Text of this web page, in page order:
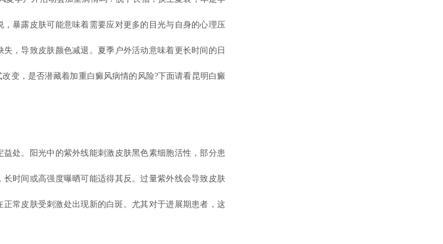
，暴露皮肤可能意味着需要应对更多的目光与自身的心理压
，导致皮肤颜色减退。夏季户外活动意味着更长时间的日
变，是否潜藏着加重白癜风病情的风险?下面请看昆明白癜
。阳光中的紫外线能刺激皮肤黑色素细胞活性，部分患
时间或高强度曝晒可能适得其反。过量紫外线会导致皮肤
常皮肤受刺激处出现新的白斑。尤其对于进展期患者，这